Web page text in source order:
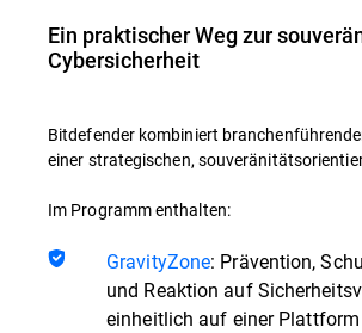
Ein praktischer Weg zur
Cybersicherheit
Bitdefender kombiniert
einer strategischen,
Im Programm enthalten:
GravityZone: Prävention,
und Reaktion auf
einheitlich auf einer